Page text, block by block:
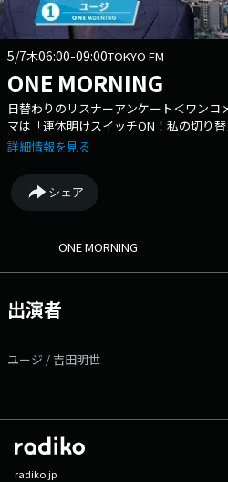
5/7木06:00-09:00TOKYO FM
ONE MORNING
日替わりのリスナーアンケート＜ワン
マは「連休明けスイッチON！私の切り
に行くスイッチを入れているのか？ あ
ンサーの"吉田明世"がお届けする「
敵な1日をスタートさせましょう！ 日
ワンコメ・ワンジャッジ＞ 番組Xで
集中です！ みなさんからの「BEST
となる場合があります＊ ▽06:00〜 【
】 今朝の最新ニュース、 全国のお
ッチON！私の切り替え術」 あなたの連
ワンコメで教えてください！ 番組がピ
Xでは「ワンジャッジ」も実施中！ 7時
きます。 ▽06:25〜 【 WEATHER 】
ます。 ▽06:30〜 【 HEADLINE NEWS
NEWSと天気予報をお届けします。
詳細情報を見る
シェア
ONE MORNING
出演者
ユージ / 吉田明世
radiko.jp